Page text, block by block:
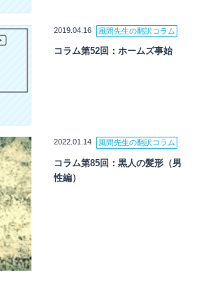
2019.04.16 風間先生の翻訳コラム
コラム第52回：ホームズ事始
2022.01.14 風間先生の翻訳コラム
コラム第85回：黒人の髪形（男
性編）